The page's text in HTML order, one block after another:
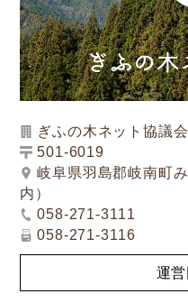
ぎふの木ネット協議会
501-6019
岐阜県羽島郡岐南町
内）
058-271-3111
058-271-3116
運